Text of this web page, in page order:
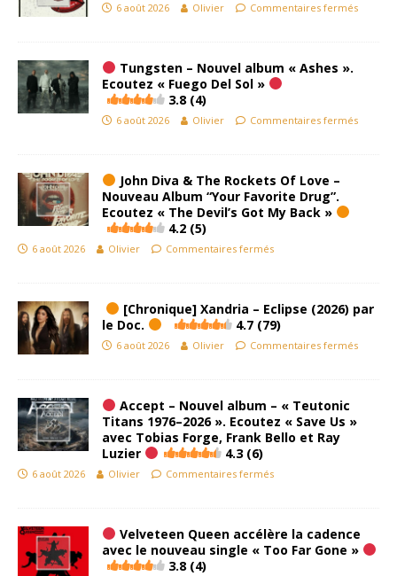
6 août 2026 Olivier Commentaires fermés
Tungsten – Nouvel album « Ashes ».
Ecoutez « Fuego Del Sol »
3.8 (4)
6 août 2026 Olivier Commentaires fermés
John Diva & The Rockets Of Love –
Nouveau Album “Your Favorite Drug”.
Ecoutez « The Devil’s Got My Back »
4.2 (5)
6 août 2026 Olivier Commentaires fermés
[Chronique] Xandria – Eclipse (2026) par
le Doc.
4.7 (79)
6 août 2026 Olivier Commentaires fermés
Accept – Nouvel album – « Teutonic
Titans 1976–2026 ». Ecoutez « Save Us »
avec Tobias Forge, Frank Bello et Ray
Luzier
4.3 (6)
6 août 2026 Olivier Commentaires fermés
Velveteen Queen accélère la cadence
avec le nouveau single « Too Far Gone »
3.8 (4)